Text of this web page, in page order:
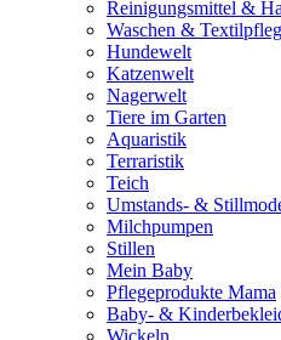
Reinigungsmittel &
Waschen &
Hundewelt
Katzenwelt
Nagerwelt
Tiere im Garten
Aquaristik
Terraristik
Teich
Umstands- &
Milchpumpen
Stillen
Mein Baby
Pflegeprodukte Mama
Baby- &
Wickeln